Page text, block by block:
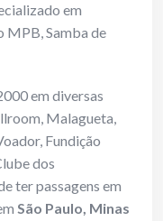
em
MPB, Samba de
em diversas
Malagueta,
Fundição
dos
ter passagens em
São Paulo, Minas